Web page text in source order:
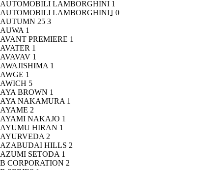
AUTOMOBILI LAMBORGHINI 1
AUTOMOBILI LAMBORGHINI｣ 0
AUTUMN 25 3
AUWA 1
AVANT PREMIERE 1
AVATER 1
AVAVAV 1
AWAJISHIMA 1
AWGE 1
AWICH 5
AYA BROWN 1
AYA NAKAMURA 1
AYAME 2
AYAMI NAKAJO 1
AYUMU HIRAN 1
AYURVEDA 2
AZABUDAI HILLS 2
AZUMI SETODA 1
B CORPORATION 2